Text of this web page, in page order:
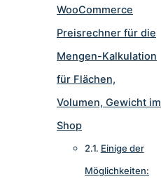
WooCommerce
Preisrechner für die
Mengen-Kalkulation
für Flächen,
Volumen, Gewicht im
Shop
Einige der
Möglichkeiten: